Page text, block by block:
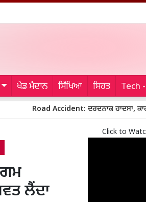
ਖੇਡ ਮੈਦਾਨ ਸਿੱਖਿਆ ਸਿਹਤ Tech
Road Accident: ਦਰਦਨਾਕ ਹਾਦਸਾ, ਕਾਰ ਖੱਡ ’ਚ
ਲੈਂਦਾ
Click to